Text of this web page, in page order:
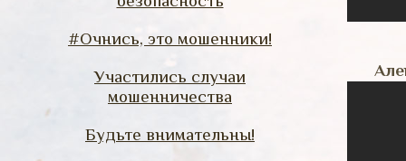
#Очнись, это мошенники!
Участились случаи
мошенничества
Будьте внимательны!